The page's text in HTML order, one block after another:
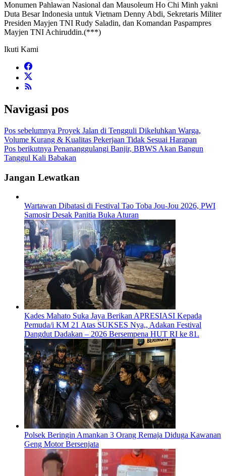
Monumen Pahlawan Nasional dan Mausoleum Ho Chi Minh yakni
Duta Besar Indonesia untuk Vietnam Denny Abdi, Sekretaris Militer
Presiden Mayjen TNI Rudy Saladin, dan Komandan Paspampres
Mayjen TNI Achiruddin.(***)
Ikuti Kami
Navigasi pos
Pos sebelumnya Proyek Jalan di Tengguli Dikeluhkan Warga,
Volume Kurang & Kualitas Pekerjaan Tidak Sesuai Harapan
Pos berikutnya Penananggulangi Banjir, BBWS Akan Bangun
Tanggul Kali Babakan
Jangan Lewatkan
Wartawan Dibatasi di Festival Tao Toba Jou-Jou 2026, PWI
Samosir Desak Panitia Buka Aturan
Kades Mahato Suka Jaya Berikan APRESIASI Kepada
Pemuda/i KM 21 Atas SUKSES Nya,, Adakan Festival
Dangdut Dadakan – 2026 Bersempena HUT RI ke 81.
Polsek Beringin Amankan 3 Orang Remaja Diduga Kawanan
Geng Motor Bersenjata